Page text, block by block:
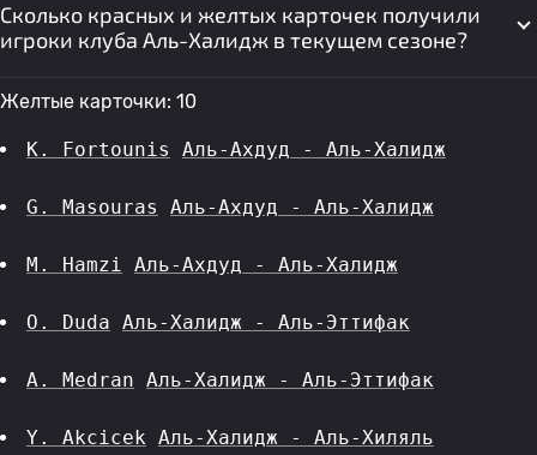
Сколько красных и желтых карточек получили
игроки клуба Аль-Халидж в текущем сезоне?
Желтые карточки: 10
K. Fortounis Аль-Ахдуд - Аль-Халидж
G. Masouras Аль-Ахдуд - Аль-Халидж
M. Hamzi Аль-Ахдуд - Аль-Халидж
O. Duda Аль-Халидж - Аль-Эттифак
A. Medran Аль-Халидж - Аль-Эттифак
Y. Akcicek Аль-Халидж - Аль-Хиляль